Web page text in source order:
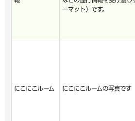
ーマット）です。
にこにこルーム にこにこルームの写真です